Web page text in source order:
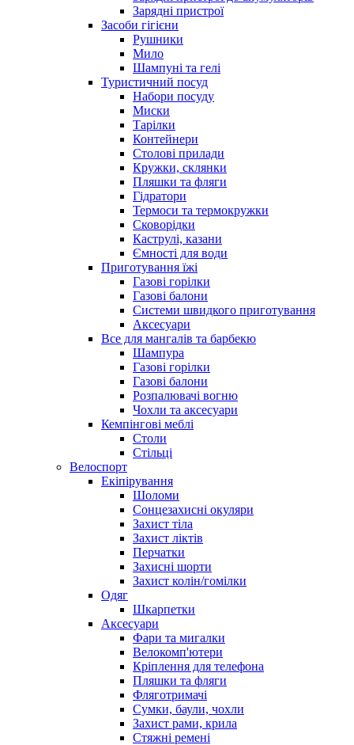
Зарядні пристрої
Засоби гігієни
Рушники
Мило
Шампуні та гелі
Туристичний посуд
Набори посуду
Миски
Тарілки
Контейнери
Столові прилади
Кружки, склянки
Пляшки та фляги
Гідратори
Термоси та термокружки
Сковорідки
Каструлі, казани
Ємності для води
Приготування їжі
Газові горілки
Газові балони
Системи швидкого приготування
Аксесуари
Все для мангалів та барбекю
Шампура
Газові горілки
Газові балони
Розпалювачі вогню
Чохли та аксесуари
Кемпінгові меблі
Столи
Стільці
Велоспорт
Екіпірування
Шоломи
Сонцезахисні окуляри
Захист тіла
Захист ліктів
Перчатки
Захисні шорти
Захист колін/гомілки
Одяг
Шкарпетки
Аксесуари
Фари та мигалки
Велокомп'ютери
Кріплення для телефона
Пляшки та фляги
Фляготримачі
Сумки, баули, чохли
Захист рами, крила
Стяжні ремені